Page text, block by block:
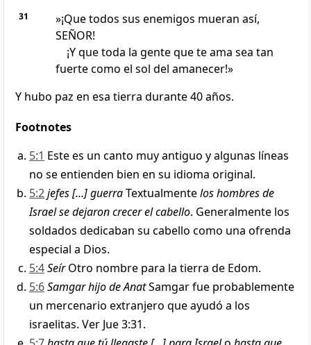
31
»¡Que todos sus enemigos mueran así,
SEÑOR!
¡Y que toda la gente que te ama sea tan
fuerte como el sol del amanecer!»
Y hubo paz en esa tierra durante 40 años.
Footnotes
5:1 Este es un canto muy antiguo y algunas líneas
no se entienden bien en su idioma original.
5:2jefes […] guerraTextualmentelos hombres de
Israel se dejaron crecer el cabello. Generalmente los
soldados dedicaban su cabello como una ofrenda
especial a Dios.
5:4SeírOtro nombre para la tierra de Edom.
5:6Samgar hijo de AnatSamgar fue probablemente
un mercenario extranjero que ayudó a los
israelitas. Ver Jue 3:31.